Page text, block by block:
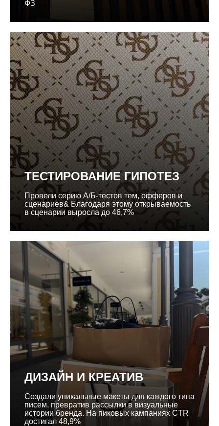
ФЗ
ТЕСТИРОВАНИЕ ГИПОТЕЗ
Провели серию А/Б-тестов тем, офферов и
сценариев& Благодаря этому открываемость
в сценарии выросла до 46,7%
ДИЗАЙН И КРЕАТИВ
Создали уникальные макеты для каждого типа
писем, превратив рассылки в визуальные
истории бренда. На пиковых кампаниях CTR
достигал 48,9%